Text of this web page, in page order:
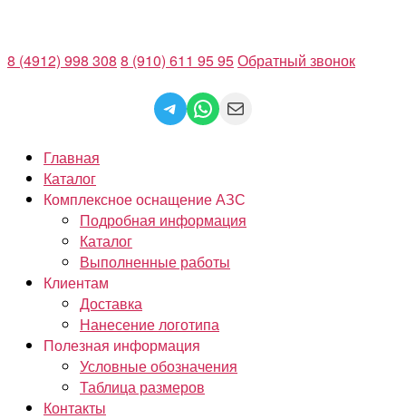
содержимому
8 (4912) 998 308 8 (910) 611 95 95Обратный звонок
Telegram
WhatsApp
Mail
Главная
Каталог
Комплексное оснащение АЗС
Подробная информация
Каталог
Выполненные работы
Клиентам
Доставка
Нанесение логотипа
Полезная информация
Условные обозначения
Таблица размеров
Контакты